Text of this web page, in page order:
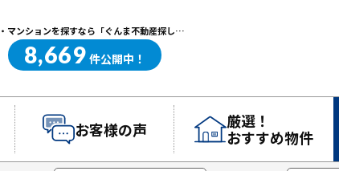
太田駅の中古マンション検索｜高崎・前橋エリアを中心に群馬県の戸建て・マンションを探すなら「ぐんま不動産探し.com」
ぐんま不動産探し.com
8,669 件公開中！
お客様の声
厳選！
おすすめ物件